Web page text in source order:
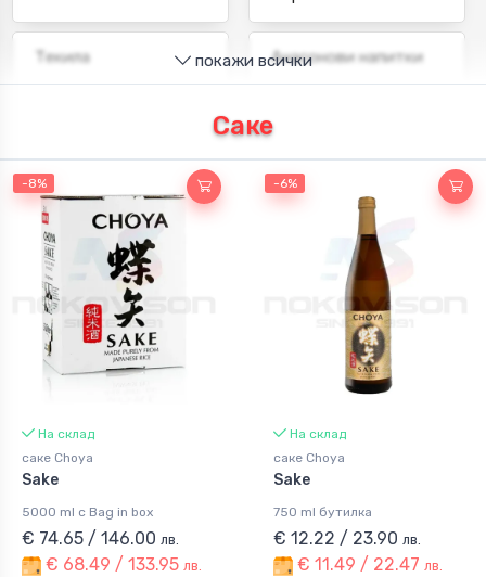
Текила Анасонови напитки
Ракия
Грапа Кашаса
Коняк
Вермут
Саке Диджестив
Куейчоу Маутай
покажи всички
Саке
-8%
На склад
саке Choya
Sake
5000 ml с Bag in box
€ 74.65 / 146.00 лв.
€ 68.49 / 133.95 лв.
-6%
На склад
саке Choya
Sake
750 ml бутилка
€ 12.22 / 23.90 лв.
€ 11.49 / 22.47 лв.